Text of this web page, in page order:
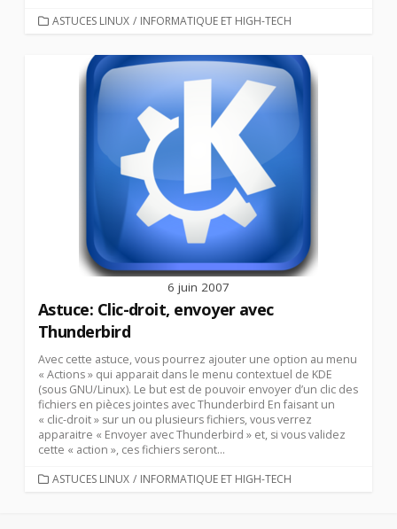
CATEGORIES
ASTUCES LINUX / INFORMATIQUE ET HIGH-TECH
6 juin 2007
Astuce: Clic-droit, envoyer avec
Thunderbird
Avec cette astuce, vous pourrez ajouter une option au menu
« Actions » qui apparait dans le menu contextuel de KDE
(sous GNU/Linux). Le but est de pouvoir envoyer d’un clic des
fichiers en pièces jointes avec Thunderbird En faisant un
« clic-droit » sur un ou plusieurs fichiers, vous verrez
apparaitre « Envoyer avec Thunderbird » et, si vous validez
cette « action », ces fichiers seront...
CATEGORIES
ASTUCES LINUX / INFORMATIQUE ET HIGH-TECH